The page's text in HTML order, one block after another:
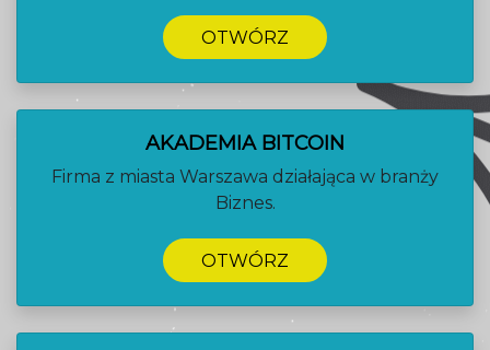
OTWÓRZ
AKADEMIA BITCOIN
Firma z miasta Warszawa działająca w branży
Biznes.
OTWÓRZ